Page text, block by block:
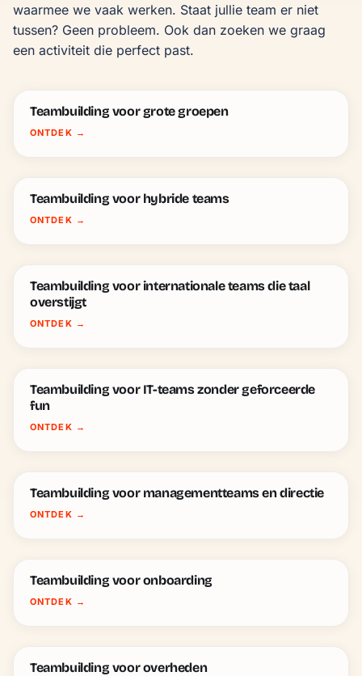
waarmee we vaak werken. Staat jullie team er niet
tussen? Geen probleem. Ook dan zoeken we graag
een activiteit die perfect past.
Teambuilding voor grote groepen
ONTDEK →
Teambuilding voor hybride teams
ONTDEK →
Teambuilding voor internationale teams die taal
overstijgt
ONTDEK →
Teambuilding voor IT-teams zonder geforceerde
fun
ONTDEK →
Teambuilding voor managementteams en directie
ONTDEK →
Teambuilding voor onboarding
ONTDEK →
Teambuilding voor overheden